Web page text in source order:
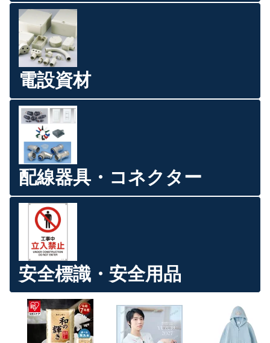
電設資材
配線器具・コネクター
安全標識・安全用品